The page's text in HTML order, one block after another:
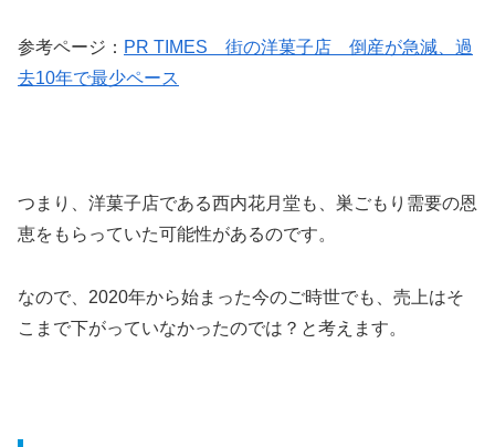
参考ページ： PR TIMES 街の洋菓子店 倒産が急減、過
去10年で最少ペース
つまり、洋菓子店である西内花月堂も、巣ごもり需要の恩
恵をもらっていた可能性があるのです。
なので、2020年から始まった今のご時世でも、売上はそ
こまで下がっていなかったのでは？と考えます。